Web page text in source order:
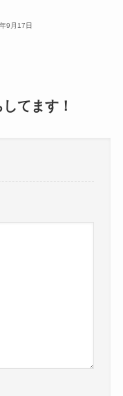
9月17日
てます！